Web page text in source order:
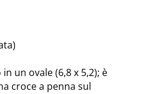
un ovale (6,8 x 5,2); è
croce a penna sul